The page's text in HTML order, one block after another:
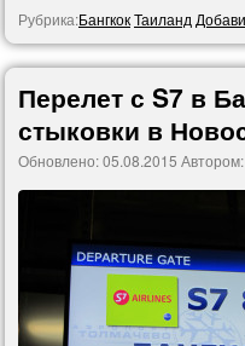
Рубрика:БангкокТаиланд
Перелет с S7 в
стыковки в
Обновлено:05.08.2015 Автором: